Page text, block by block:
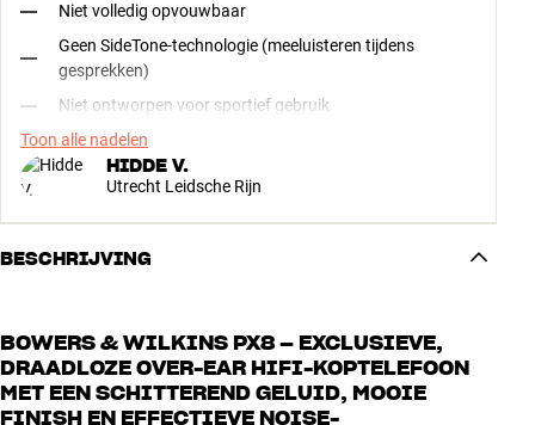
Niet volledig opvouwbaar
Geen SideTone-technologie (meeluisteren tijdens
gesprekken)
Niet ontworpen voor sportief gebruik
Toon alle nadelen
HIDDE V.
Utrecht Leidsche Rijn
BESCHRIJVING
BOWERS & WILKINS PX8 – EXCLUSIEVE,
DRAADLOZE OVER-EAR HIFI-KOPTELEFOON
MET EEN SCHITTEREND GELUID, MOOIE
FINISH EN EFFECTIEVE NOISE-